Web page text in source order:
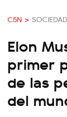
C5N > SOCIEDAD
Elon
primer
de las
del